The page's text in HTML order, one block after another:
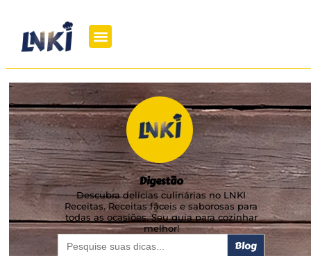
Digestão
Descubra delícias culinárias no LNKI
Receitas. Receitas fáceis e saborosas para
todas as ocasiões. Seu guia para cozinhar
melhor!
Search
for: